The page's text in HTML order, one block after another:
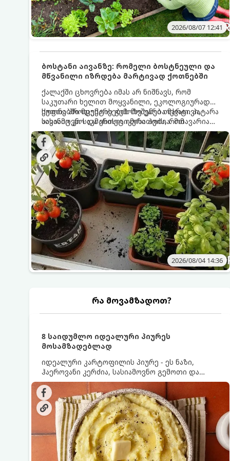
2026/08/07 12:41
ბოსტანი აივანზე: რომელი ბოსტნეული და
მწვანილი იზრდება მარტივად ქოთნებში
ქალაქში ცხოვრება იმას არ ნიშნავს, რომ
საკუთარი ხელით მოყვანილი, ეკოლოგიურად
სუფთა პროდუქტის გემოზე უარი თქვათ. პატარა
აივანიც კი საკმარისია იმისათვის, რომ
მოიწყოთ მინი-ბოსტანი, საიდანაც
ყოველდღიურად ახალ, არომატულ მწვანილსა
და ბოსტნეულს მოკრეფთ.
ქოთნებში მცენარეების მოშენება მარტივი,
სასიამოვნო და ესთეტიკური ჰობია. მთავარია
იცოდეთ, რომელი კულტურები ეგუებიან
ქოთნის პირობებს ყველაზე კარგად და როგორ
მოუაროთ მათ სწორად.
2026/08/04 14:36
რა მოვამზადოთ?
8 საიდუმლო იდეალური პიურეს
მოსამზადებლად
იდეალური კარტოფილის პიურე - ეს ნაზი,
ჰაეროვანი კერძია, სასიამოვნო გემოთი და
ნაღების-მოყვითალო ფერით. მისი მომზადება
ძალიან მარტივია, მაგრამ არსებობს რამდენიმე
საიდუმლო, რომლებიც უნდა იცოდეთ, რომ
პიურე იდეალურად გემრიელი გამოვიდეს.